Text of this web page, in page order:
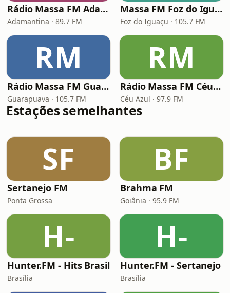
Rádio Massa FM Adamantina
Adamantina · 89.7 FM
Massa FM Foz do Iguaçu
Foz do Iguaçu · 105.7 FM
RM
Rádio Massa FM Guarapuava
Guarapuava · 105.7 FM
RM
Rádio Massa FM Céu Azul
Céu Azul · 97.9 FM
Estações semelhantes
SF
Sertanejo FM
Ponta Grossa
BF
Brahma FM
Goiânia · 95.9 FM
H-
Hunter.FM - Hits Brasil
Brasília
H-
Hunter.FM - Sertanejo
Brasília